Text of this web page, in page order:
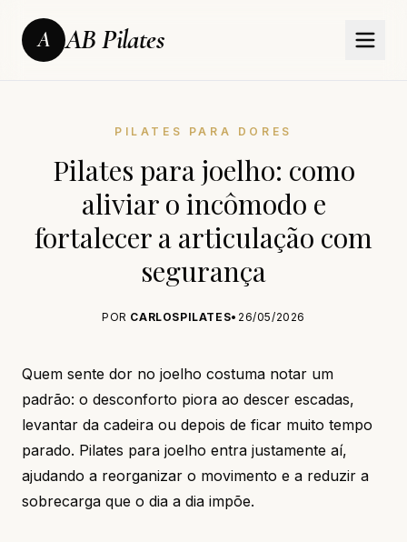
A AB Pilates
PILATES PARA DORES
Pilates para joelho: como
aliviar o incômodo e
fortalecer a articulação com
segurança
POR CARLOSPILATES• 26/05/2026
Quem sente dor no joelho costuma notar um
padrão: o desconforto piora ao descer escadas,
levantar da cadeira ou depois de ficar muito tempo
parado. Pilates para joelho entra justamente aí,
ajudando a reorganizar o movimento e a reduzir a
sobrecarga que o dia a dia impõe.